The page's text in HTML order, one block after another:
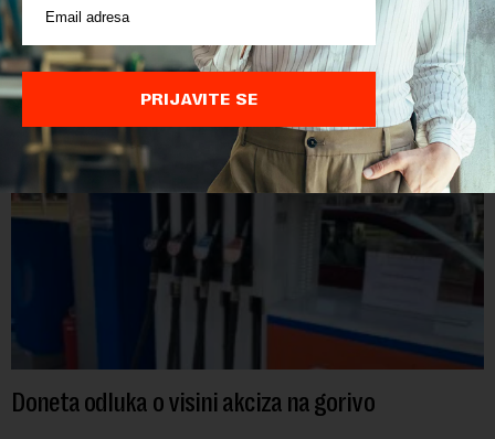
direktora Telekoma Srbije Vladimira Lučića nepoželjnom
osobom i trajno mu zabranilo ulazak, tranzit i boravak na
Kosovu, navodeći kao razlog njegove javn...
Doneta odluka o visini akciza na gorivo
PRIJAVITE SE